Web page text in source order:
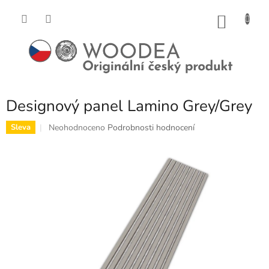
Designový panel Lamino Grey/Grey
Sleva
Průměrné
Neohodnoceno Podrobnosti hodnocení